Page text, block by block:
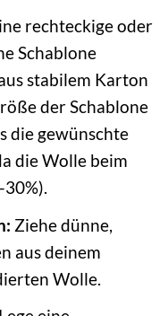
rechteckige oder
Schablone
stabilem Karton
der Schablone
die gewünschte
die Wolle beim
Ziehe dünne,
aus deinem
Wolle.